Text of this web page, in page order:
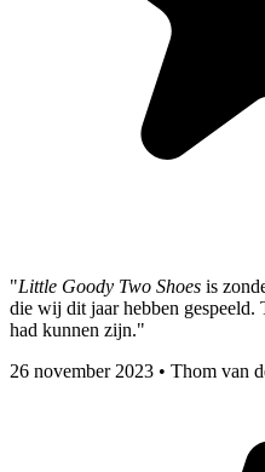
"Little Goody Two Shoes is
die wij dit jaar hebben gespeeld.
had kunnen zijn."
26 november 2023 • Thom van